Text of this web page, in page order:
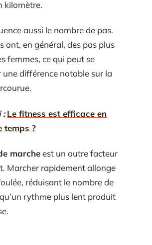
kilomètre.
aussi le nombre de pas.
ont, en général, des pas plus
femmes, ce qui peut se
différence notable sur la
: Le fitness est efficace en
temps ?
marcheest un autre facteur
Marcher rapidement allonge
réduisant le nombre de
rythme plus lent produit